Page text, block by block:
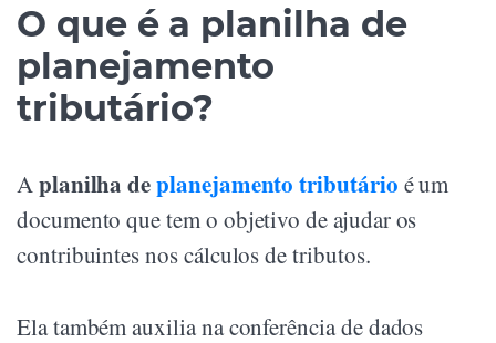
O que é a planilha de
planejamento
tributário?
Aplanilha deplanejamento tributário é um
documento que tem o objetivo de ajudar os
contribuintes nos cálculos de tributos.
Ela também auxilia na conferência de dados